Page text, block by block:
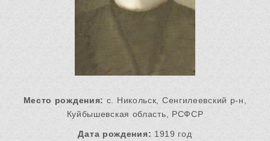
Место рождения: с. Никольск, Сенгилеевский р-н,
Куйбышевская область, РСФСР
Дата рождения: 1919 год